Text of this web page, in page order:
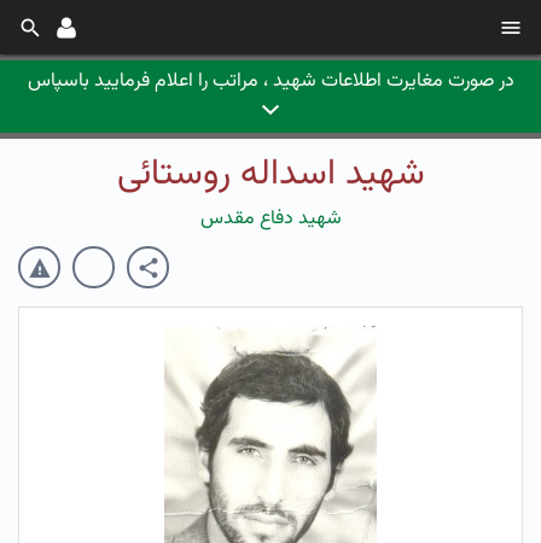
در صورت مغایرت اطلاعات شهید ، مراتب را اعلام فرمایید باسپاس
شهید اسداله روستائی
شهید دفاع مقدس